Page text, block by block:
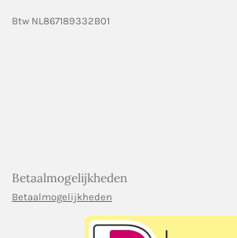
Btw NL867189332B01
Betaalmogelijkheden
Betaalmogelijkheden